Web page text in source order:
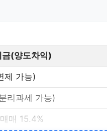
금(양도차익)
제 가능)
리과세 가능)
매 15.4%